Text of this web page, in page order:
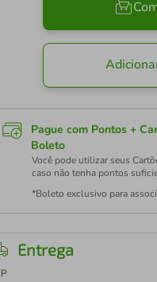
Pague com Pontos +
Boleto
Você pode utilizar seus
caso não tenha pontos
*Boleto exclusivo para
Entrega